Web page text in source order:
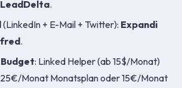
LeadDelta.
(LinkedIn + E-Mail + Twitter): Expandi
.
: Linked Helper (ab 15$/Monat)
Monat Monatsplan oder 15€/Monat